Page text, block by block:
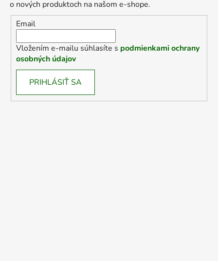
o nových produktoch na našom e-shope.
Email
Vložením e-mailu súhlasíte s podmienkami ochrany
osobných údajov
PRIHLÁSIŤ SA